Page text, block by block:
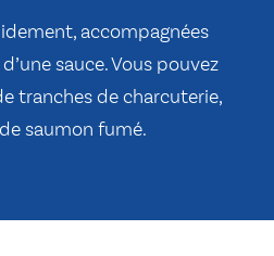
accompagnées
sauce. Vous pouvez
tranches de charcuterie,
saumon fumé.